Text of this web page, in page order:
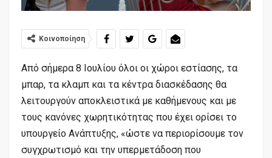
Κοινοποίηση
Από σήμερα 8 Ιουλίου όλοι οι χώροι εστίασης, τα
μπαρ, τα κλαμπ και τα κέντρα διασκέδασης θα
λειτουργούν αποκλειστικά με καθήμενους και με
τους κανόνες χωρητικότητας που έχει ορίσει το
υπουργείο Ανάπτυξης, «ώστε να περιορίσουμε τον
συγχρωτισμό και την υπερμετάδοση που